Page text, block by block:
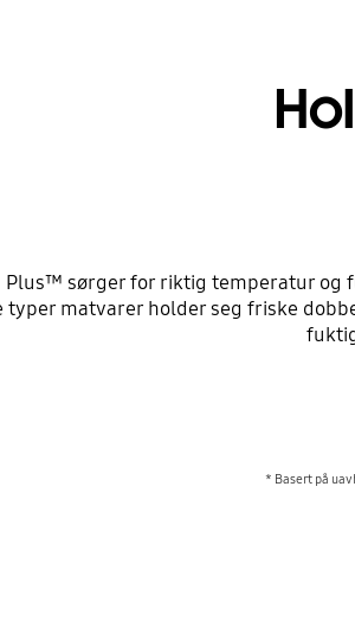
Plus™ sørger for riktig temperatur og
typer matvarer holder seg friske
* Basert på